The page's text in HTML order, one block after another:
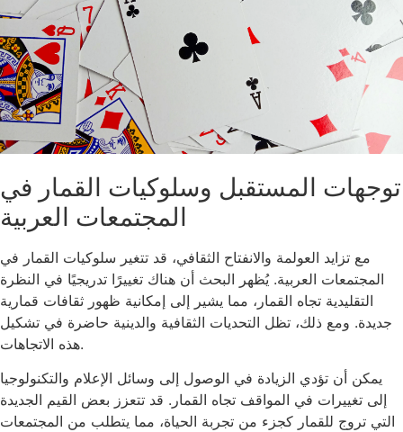
توجهات المستقبل وسلوكيات القمار في
المجتمعات العربية
مع تزايد العولمة والانفتاح الثقافي، قد تتغير سلوكيات القمار في
المجتمعات العربية. يُظهر البحث أن هناك تغييرًا تدريجيًا في النظرة
التقليدية تجاه القمار، مما يشير إلى إمكانية ظهور ثقافات قمارية
جديدة. ومع ذلك، تظل التحديات الثقافية والدينية حاضرة في تشكيل
هذه الاتجاهات.
يمكن أن تؤدي الزيادة في الوصول إلى وسائل الإعلام والتكنولوجيا
إلى تغييرات في المواقف تجاه القمار. قد تتعزز بعض القيم الجديدة
التي تروج للقمار كجزء من تجربة الحياة، مما يتطلب من المجتمعات